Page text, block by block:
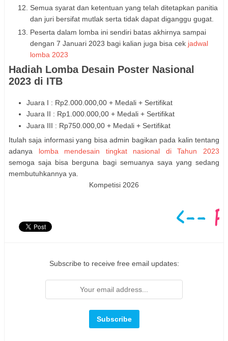
Semua syarat dan ketentuan yang telah ditetapkan panitia
dan juri bersifat mutlak serta tidak dapat diganggu gugat.
Peserta dalam lomba ini sendiri batas akhirnya sampai
dengan 7 Januari 2023 bagi kalian juga bisa cek jadwal
lomba 2023
Hadiah Lomba Desain Poster Nasional
2023 di ITB
Juara I : Rp2.000.000,00 + Medali + Sertifikat
Juara II : Rp1.000.000,00 + Medali + Sertifikat
Juara III : Rp750.000,00 + Medali + Sertifikat
Itulah saja informasi yang bisa admin bagikan pada kalin tentang
adanya lomba mendesain tingkat nasional di Tahun 2023
semoga saja bisa berguna bagi semuanya saya yang sedang
membutuhkannya ya.
Kompetisi 2026
Subscribe to receive free email updates: